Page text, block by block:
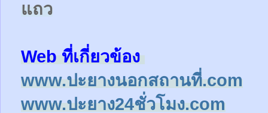
แถว
Web ที่เกี่ยวข้อง
www.ปะยางนอกสถานที่.com
www.ปะยาง24ชั่วโมง.com